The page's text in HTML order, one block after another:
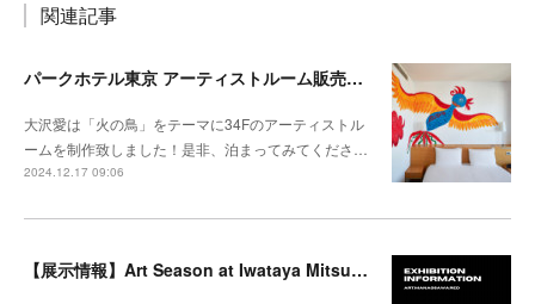
関連記事
パークホテル東京 アーティストルーム販売開始
大沢愛は「火の鳥」をテーマに34Fのアーティストル
ームを制作致しました！是非、泊まってみてくださ…
2024.12.17 09:06
【展示情報】Art Season at Iwataya Mitsukoshi 2024 summer 特集 大沢愛